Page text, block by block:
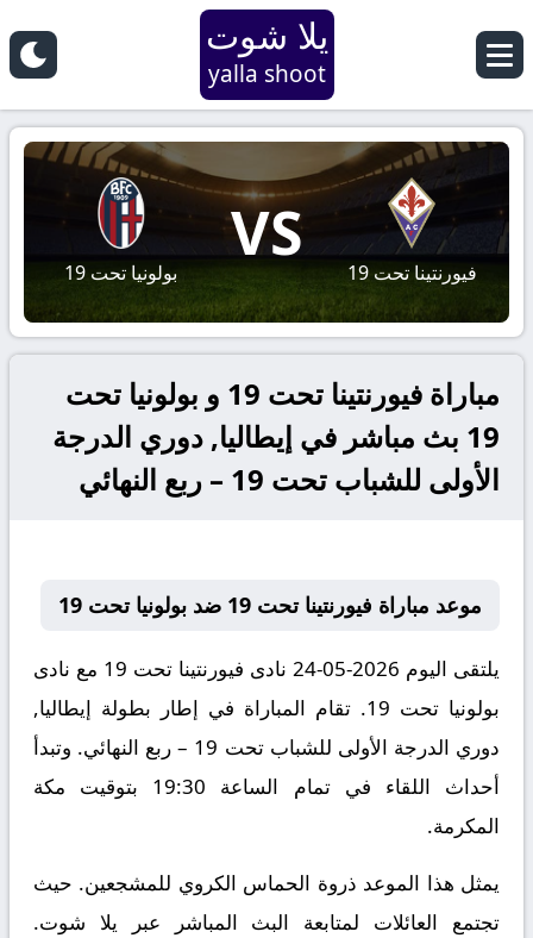
يلا شوت
yalla shoot
فيورنتينا تحت 19
VS
بولونيا تحت 19
مباراة فيورنتينا تحت 19 و بولونيا تحت
19 بث مباشر في إيطاليا, دوري الدرجة
الأولى للشباب تحت 19 – ربع النهائي
موعد مباراة فيورنتينا تحت 19 ضد بولونيا تحت 19
يلتقى اليوم 2026-05-24 نادى فيورنتينا تحت 19 مع نادى
بولونيا تحت 19. تقام المباراة في إطار بطولة إيطاليا,
دوري الدرجة الأولى للشباب تحت 19 – ربع النهائي. وتبدأ
أحداث اللقاء في تمام الساعة 19:30 بتوقيت مكة
المكرمة.
يمثل هذا الموعد ذروة الحماس الكروي للمشجعين. حيث
تجتمع العائلات لمتابعة البث المباشر عبر يلا شوت.